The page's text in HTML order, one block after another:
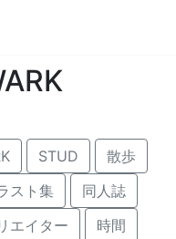
STUD
散歩
スト集
同人誌
エイター
時間